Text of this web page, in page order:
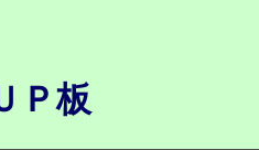
Ｐ板